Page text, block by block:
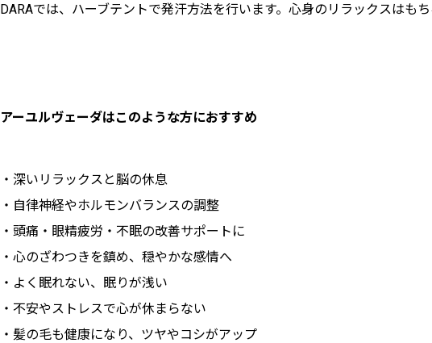
DARAでは、ハーブテントで発汗方法を行います。心身のリラックスはも
アーユルヴェーダはこのような方におすすめ
・深いリラックスと脳の休息
・自律神経やホルモンバランスの調整
・頭痛・眼精疲労・不眠の改善サポートに
・心のざわつきを鎮め、穏やかな感情へ
・よく眠れない、眠りが浅い
・不安やストレスで心が休まらない
・髪の毛も健康になり、ツヤやコシがアップ